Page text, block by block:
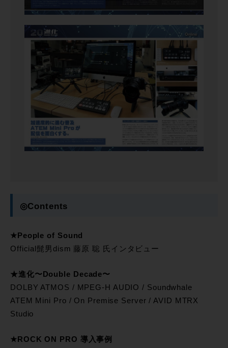
◎Contents
★People of Sound
Official髭男dism 藤原 聡 氏インタビュー
★進化〜Double Decade〜
DOLBY ATMOS / MPEG-H AUDIO / Soundwhale
ATEM Mini Pro / On Premise Server / AVID MTRX
Studio
★ROCK ON PRO 導入事例